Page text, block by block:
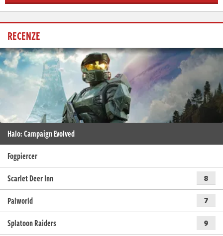
RECENZE
Halo: Campaign Evolved
Fogpiercer
Scarlet Deer Inn
8
Palworld 7
Splatoon Raiders 9